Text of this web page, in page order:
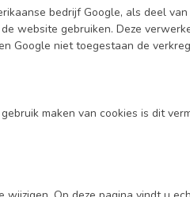
bedrijf Google, als deel
website gebruiken. Deze
Google niet toegestaan de
maken van cookies is dit